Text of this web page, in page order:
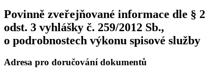
Povinně zveřejňované informace dle § 2
odst. 3 vyhlášky č. 259/2012 Sb.,
o podrobnostech výkonu spisové služby
Adresa pro doručování dokumentů